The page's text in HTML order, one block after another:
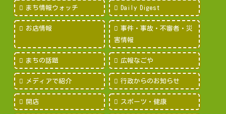
まち情報ウォッチ Daily Digest
お店情報
事件・事故・不審者・災
害情報
まちの話題 広報なごや
メディアで紹介 行政からのお知らせ
開店 スポーツ・健康